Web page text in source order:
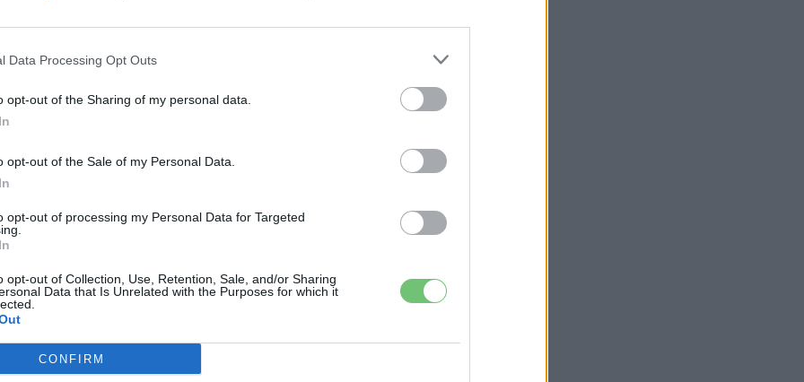
Data Processing Opt Outs
opt-out of the Sharing of my personal data.
opt-out of the Sale of my Personal Data.
opt-out of processing my Personal Data for Targeted
opt-out of Collection, Use, Retention, Sale, and/or Sharing
Data that Is Unrelated with the Purposes for which it
CONFIRM
további tartalmakért!
autó Európa európai terjeszkedés General Motors